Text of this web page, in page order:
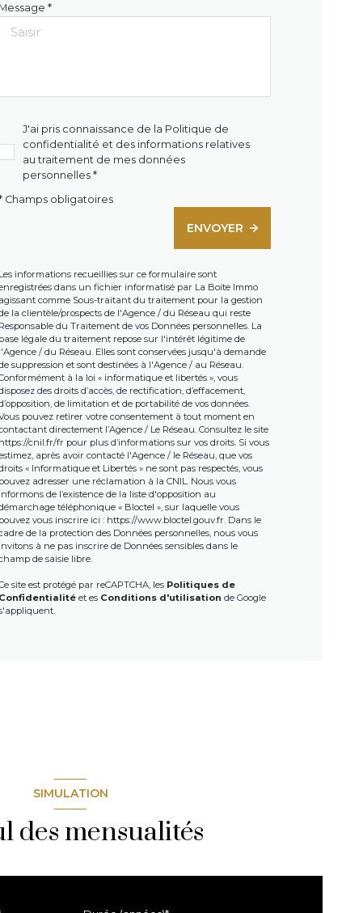
Message *
J'ai pris connaissance de la Politique de
confidentialité et des informations relatives
au traitement de mes données
personnelles *
Champs obligatoires
ENVOYER
Les informations recueillies sur ce formulaire sont
dans un fichier informatisé par La Boite Immo
agissant comme Sous-traitant du traitement pour la gestion
la clientèle/prospects de l'Agence / du Réseau qui reste
Responsable du Traitement de vos Données personnelles. La
base légale du traitement repose sur l'intérêt légitime de
l'Agence / du Réseau. Elles sont conservées jusqu'à demande
suppression et sont destinées à l'Agence / au Réseau.
à la loi « informatique et libertés », vous
des droits d’accès, de rectification, d’effacement,
de limitation et de portabilité de vos données.
pouvez retirer votre consentement à tout moment en
directement l’Agence / Le Réseau. Consultez le site
https://cnil.fr/fr pour plus d’informations sur vos droits. Si vous
après avoir contacté l'Agence / le Réseau, que vos
« Informatique et Libertés » ne sont pas respectés, vous
pouvez adresser une réclamation à la CNIL. Nous vous
informons de l’existence de la liste d'opposition au
téléphonique « Bloctel », sur laquelle vous
pouvez vous inscrire ici : https://www.bloctel.gouv.fr . Dans le
de la protection des Données personnelles, nous vous
invitons à ne pas inscrire de Données sensibles dans le
de saisie libre.
site est protégé par reCAPTCHA, les Politiques de
Confidentialitéet es Conditions d'utilisation de Google
SIMULATION
des mensualités